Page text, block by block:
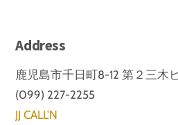
Address
鹿児島市千日町8-12 第２三木
(099) 227-2255
JJ CALL'N